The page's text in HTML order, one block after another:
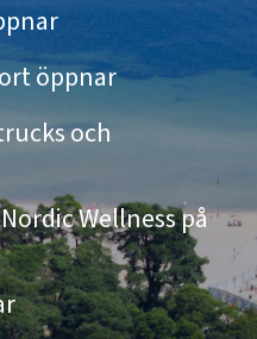
öppnar
och
Wellness på